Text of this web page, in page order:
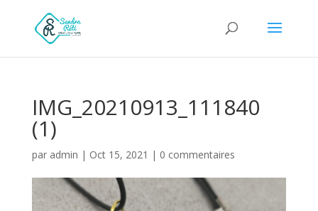
IMG_20210913_111840
(1)
par admin | Oct 15, 2021 | 0 commentaires